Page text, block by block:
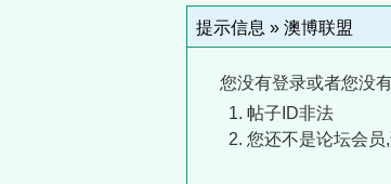
提示信息 » 澳博联盟
您没有登录或者您没
帖子ID非法
您还不是论坛会员